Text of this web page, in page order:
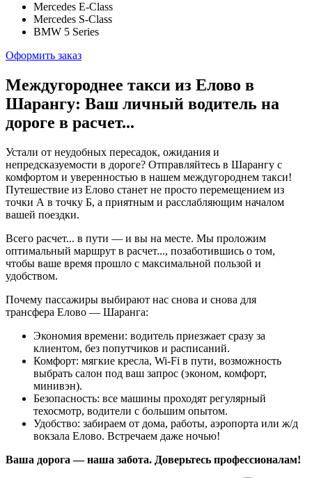
Mercedes E-Class
Mercedes S-Class
BMW 5 Series
Оформить заказ
Междугороднее такси из Елово в
Шарангу: Ваш личный водитель на
дороге в расчет...
Устали от неудобных пересадок, ожидания и
непредсказуемости в дороге? Отправляйтесь в Шарангу с
комфортом и уверенностью в нашем междугороднем такси!
Путешествие из Елово станет не просто перемещением из
точки А в точку Б, а приятным и расслабляющим началом
вашей поездки.
Всего расчет... в пути — и вы на месте. Мы проложим
оптимальный маршрут в расчет..., позаботившись о том,
чтобы ваше время прошло с максимальной пользой и
удобством.
Почему пассажиры выбирают нас снова и снова для
трансфера Елово — Шаранга:
Экономия времени: водитель приезжает сразу за
клиентом, без попутчиков и расписаний.
Комфорт: мягкие кресла, Wi-Fi в пути, возможность
выбрать салон под ваш запрос (эконом, комфорт,
минивэн).
Безопасность: все машины проходят регулярный
техосмотр, водители с большим опытом.
Удобство: забираем от дома, работы, аэропорта или ж/д
вокзала Елово. Встречаем даже ночью!
Ваша дорога — наша забота. Доверьтесь профессионалам!